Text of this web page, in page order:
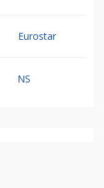
Eurostar
NS